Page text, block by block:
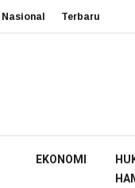
Nasional Terbaru
EKONOMI